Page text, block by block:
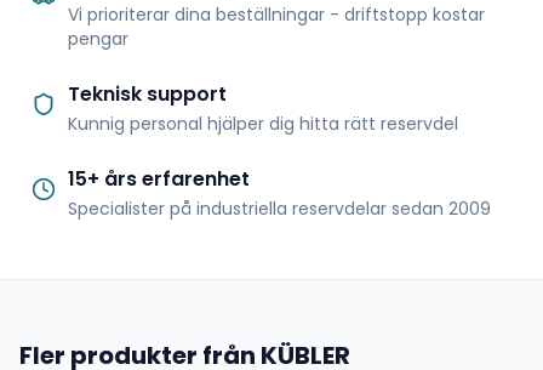
Vi prioriterar dina beställningar - driftstopp kostar
pengar
Teknisk support
Kunnig personal hjälper dig hitta rätt reservdel
15+ års erfarenhet
Specialister på industriella reservdelar sedan 2009
Fler produkter från KÜBLER